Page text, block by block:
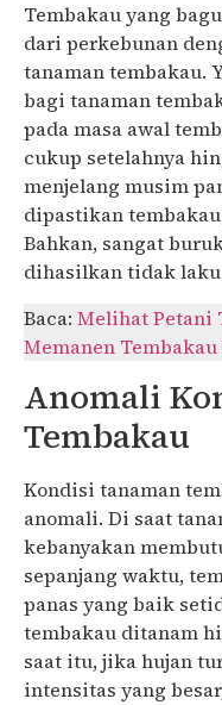
Tembakau yang
dari perkebunan
tanaman tembakau.
bagi tanaman
pada masa awal
cukup setelahnya
menjelang musim
dipastikan
Bahkan, sangat
dihasilkan tidak
Baca: Melihat Petani
Memanen
Anomali
Tembakau
Kondisi tanaman
anomali. Di saat
kebanyakan
sepanjang waktu,
panas yang baik
tembakau ditanam
saat itu, jika hujan
intensitas yang